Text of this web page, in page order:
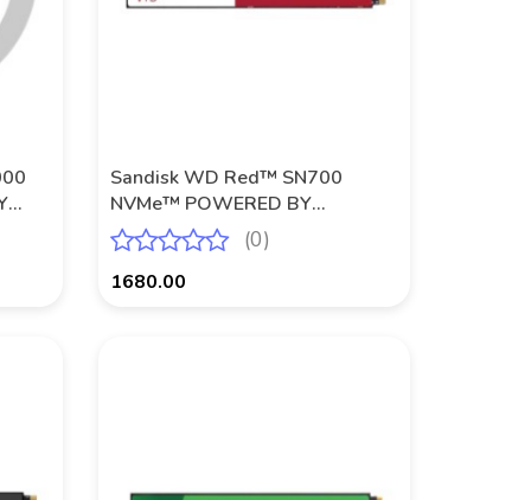
Sandisk WD Red™ SN700
NVMe™ POWERED BY
SANDISK 1 TB
(0)
1680.00